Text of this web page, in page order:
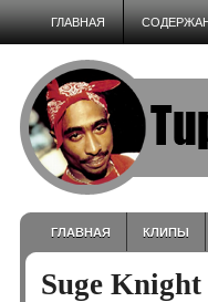
ГЛАВНАЯ
ГЛАВНАЯ КЛИПЫ
Suge